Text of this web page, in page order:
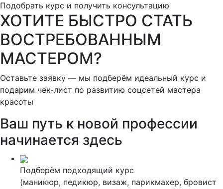
Подобрать курс и получить консультацию
ХОТИТЕ БЫСТРО СТАТЬ
ВОСТРЕБОВАННЫМ
МАСТЕРОМ?
Оставьте заявку — мы подберём идеальный курс и
подарим чек-лист по развитию соцсетей мастера
красоты
Ваш путь к новой профессии
начинается здесь
Подберём подходящий курс
(маникюр, педикюр, визаж, парикмахер, бровист